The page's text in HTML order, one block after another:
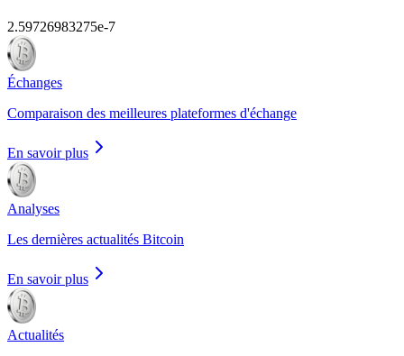
2.59726983275e-7
Échanges
Comparaison des meilleures plateformes d'échange
En savoir plus
Analyses
Les dernières actualités Bitcoin
En savoir plus
Actualités